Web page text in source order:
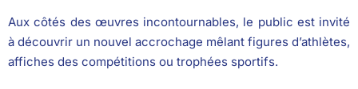
Aux côtés des œuvres incontournables, le public est invité
à découvrir un nouvel accrochage mêlant figures d’athlètes,
affiches des compétitions ou trophées sportifs.